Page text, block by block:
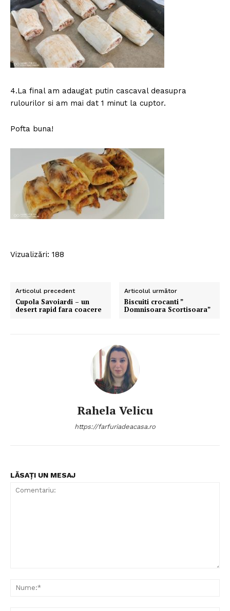
4.La final am adaugat putin cascaval deasupra
rulourilor si am mai dat 1 minut la cuptor.
Pofta buna!
Vizualizări: 188
Articolul precedent
Cupola Savoiardi – un
desert rapid fara coacere
Articolul următor
Biscuiti crocanti ”
Domnisoara Scortisoara”
Rahela Velicu
https://farfuriadeacasa.ro
LĂSAȚI UN MESAJ